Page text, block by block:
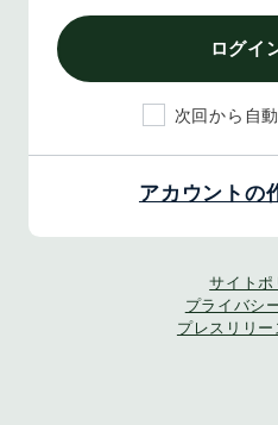
ログイ
次回から自
アカウントの
サイトポ
プライバシ
プレスリリ